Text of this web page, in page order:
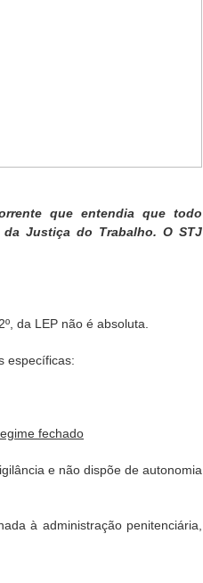
que entendia que todo
Justiça do Trabalho. O STJ
da LEP não é absoluta.
específicas:
fechado
e não dispõe de autonomia
à administração penitenciária,